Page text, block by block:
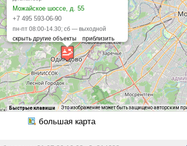
Можайское шоссе, д. 55
+7 495 593-06-90
пн-пт 08:00-14.30; сб — выходной
Быстрые клавиши Это изображение может быть защищено авторским